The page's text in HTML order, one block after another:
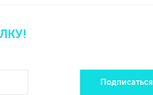
Подписаться